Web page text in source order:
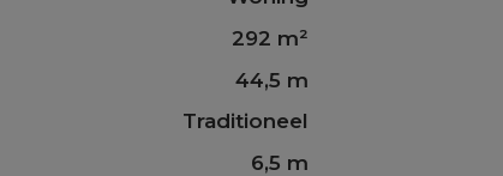
292 m²
44,5 m
Traditioneel
6,5 m